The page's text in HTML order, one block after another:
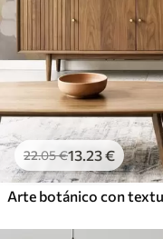
22.05€13 .23€